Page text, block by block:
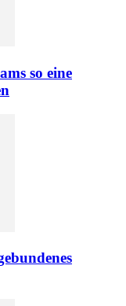
so eine